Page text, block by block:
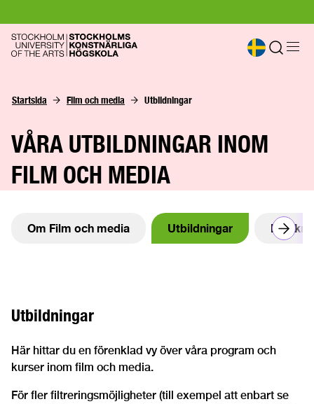
Startsida Film och media Utbildningar
VÅRA UTBILDNINGAR INOM
FILM OCH MEDIA
Om Film och media Utbildningar
Utbildningar
Här hittar du en förenklad vy över våra program och
kurser inom film och media.
För fler filtreringsmöjligheter (till exempel att enbart se